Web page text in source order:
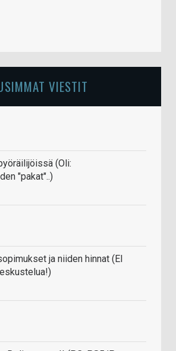
VIESTIT
(Oli:
"pakat"..)
ja niiden hinnat (EI